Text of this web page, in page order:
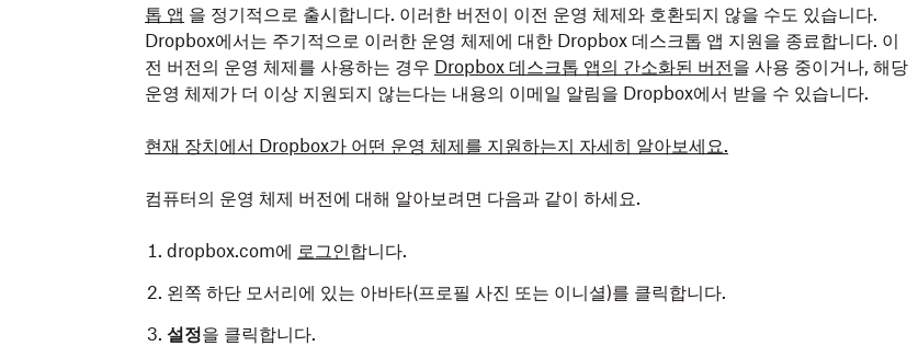
톱 앱 을 정기적으로 출시합니다. 이러한 버전이 이전 운영 체제와 호환되지 않을 수도 있습니다.
Dropbox에서는 주기적으로 이러한 운영 체제에 대한 Dropbox 데스크톱 앱 지원을 종료합니다. 이
전 버전의 운영 체제를 사용하는 경우 Dropbox 데스크톱 앱의 간소화된 버전을 사용 중이거나, 해당
운영 체제가 더 이상 지원되지 않는다는 내용의 이메일 알림을 Dropbox에서 받을 수 있습니다.
현재 장치에서 Dropbox가 어떤 운영 체제를 지원하는지 자세히 알아보세요.
컴퓨터의 운영 체제 버전에 대해 알아보려면 다음과 같이 하세요.
dropbox.com에 로그인합니다.
왼쪽 하단 모서리에 있는 아바타(프로필 사진 또는 이니셜)를 클릭합니다.
설정을 클릭합니다.